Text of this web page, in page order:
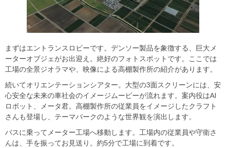
まずはエントランスロビーです。デンソー製品を象徴する、巨大メ
ーターオブジェがお出迎え。絶好のフォトスポットです。ここでは
工場の全景ジオラマや、映像による高棚製作所の紹介があります。
続いてオリエンテーションシアター。大型の3面スクリーンには、安
心安全な未来の車社会のイメージムービーが流れます。案内役はAI
ロボット、メータ君。高棚製作所の従業員をイメージしたクラフト
さんも登場し、テーマパークのような世界観を演出します。
バスに乗ってメーター工場へ移動します。工場内の従業員や守衛さ
んは、手を振ってお見送り。約5分で工場に到着です。